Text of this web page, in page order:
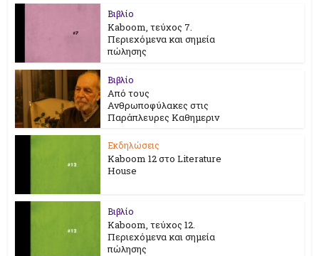
Βιβλίο
Kaboom, τεύχος 7.
Περιεχόμενα και σημεία
πώλησης
Βιβλίο
Από τους
Ανθρωποφύλακες στις
Παράπλευρες Καθημεριν
Εκδηλώσεις
Kaboom 12 στο Literature
House
Βιβλίο
Kaboom, τεύχος 12.
Περιεχόμενα και σημεία
πώλησης